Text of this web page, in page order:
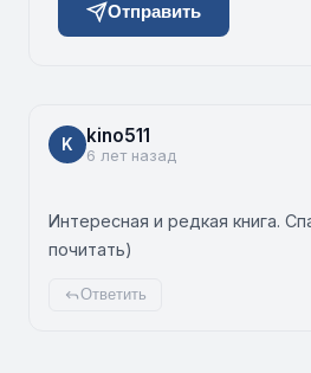
Отправить
K kino511
6 лет назад
Интересная и редкая книга.
почитать)
Ответить